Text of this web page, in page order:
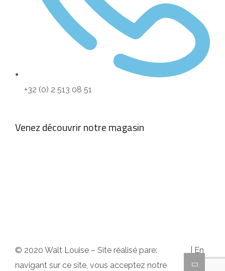
+32 (0) 2 513 08 51
Venez découvrir notre magasin
© 2020 Walt Louise – Site réalisé pare:
| En
navigant sur ce site, vous acceptez notre
politique